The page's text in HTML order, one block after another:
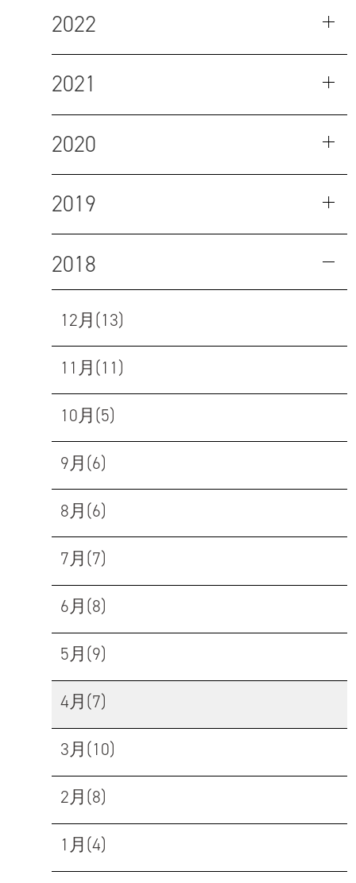
2022
2021
2020
2019
2018
12月(13)
11月(11)
10月(5)
9月(6)
8月(6)
7月(7)
6月(8)
5月(9)
4月(7)
3月(10)
2月(8)
1月(4)